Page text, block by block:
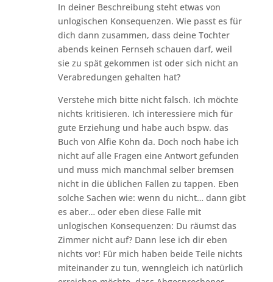
In deiner Beschreibung steht etwas von
unlogischen Konsequenzen. Wie passt es für
dich dann zusammen, dass deine Tochter
abends keinen Fernseh schauen darf, weil
sie zu spät gekommen ist oder sich nicht an
Verabredungen gehalten hat?
Verstehe mich bitte nicht falsch. Ich möchte
nichts kritisieren. Ich interessiere mich für
gute Erziehung und habe auch bspw. das
Buch von Alfie Kohn da. Doch noch habe ich
nicht auf alle Fragen eine Antwort gefunden
und muss mich manchmal selber bremsen
nicht in die üblichen Fallen zu tappen. Eben
solche Sachen wie: wenn du nicht… dann gibt
es aber… oder eben diese Falle mit
unlogischen Konsequenzen: Du räumst das
Zimmer nicht auf? Dann lese ich dir eben
nichts vor! Für mich haben beide Teile nichts
miteinander zu tun, wenngleich ich natürlich